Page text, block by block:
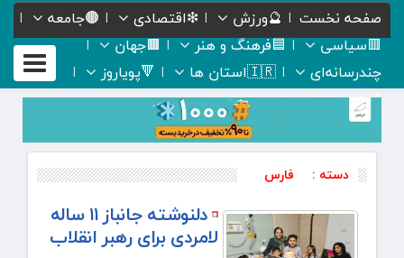
صفحه نخست 🔮ورزش ❇اقتصادی
🟤جامعه
🟥سیاسی
🟦فرهنگ و هنر
🟫جهان
چندرسانه‌ای
🇮🇷استان ها
🔻پویاروز
گیشه روزنامه ها
دسته : فارس
دلنوشته جانباز ۱۱ ساله
لامردی برای رهبر انقلاب